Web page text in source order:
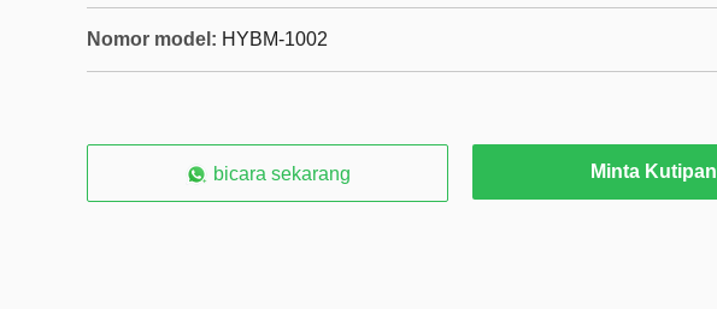
Nomor model: HYBM-1002
bicara sekarang Minta Kutipan